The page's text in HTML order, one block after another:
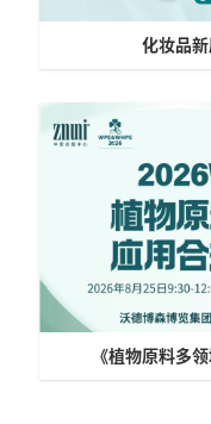
化妆品
《植物原料多